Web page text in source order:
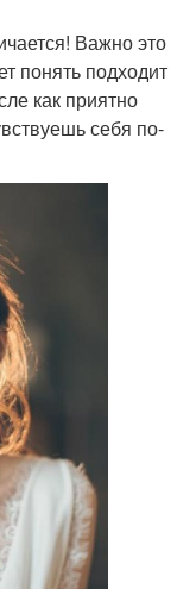
Важно это
понять подходит
как приятно
себя по-